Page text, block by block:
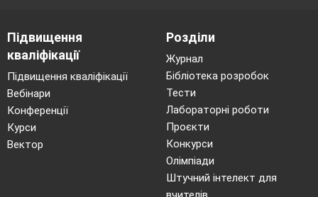
Підвищення
кваліфікації
Підвищення кваліфікації
Вебінари
Конференції
Курси
Вектор
Розділи
Журнал
Бібліотека розробок
Тести
Лабораторні роботи
Проєкти
Конкурси
Олімпіади
Штучний інтелект для